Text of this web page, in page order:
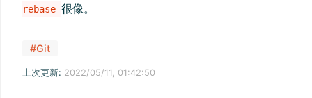
rebase 很像。
#Git
上次更新: 2022/05/11, 01:42:50